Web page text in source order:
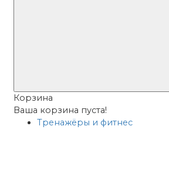
Корзина
Ваша корзина пуста!
Тренажёры и фитнес